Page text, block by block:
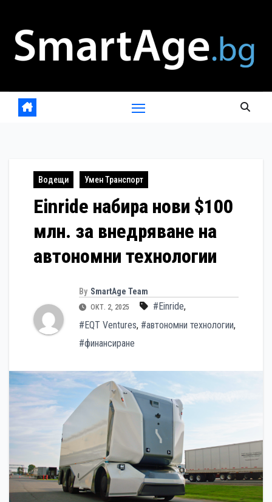
content
Водещи Умен Транспорт
Einride набира нови $100
млн. за внедряване на
автономни технологии
By SmartAge Team
ОКТ. 2, 2025 #Einride,
#EQT Ventures, #автономни технологии,
#финансиране